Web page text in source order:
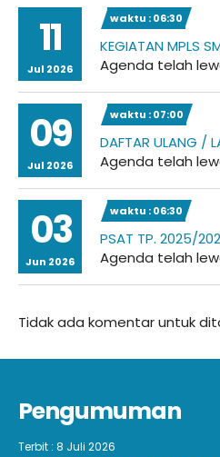
11
Jul 2026
waktu : 06:30
KEGIATAN MPLS
Agenda telah
09
Jul 2026
waktu : 07:00
DAFTAR ULANG /
Agenda telah
03
Jun 2026
waktu : 06:30
PSAT TP. 2025/
Agenda telah
Tidak ada komentar untuk
Pengumuman
Terbit : 8 Juli 2026